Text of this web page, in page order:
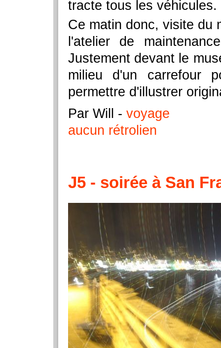
tracte tous les véhicules.
Ce matin donc, visite du
l'atelier de
Justement devant le
milieu d'un carrefour
permettre d'illustrer
Par Will - voyage
aucun rétrolien
J5 - soirée à San